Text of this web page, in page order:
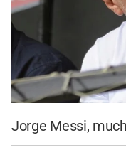
Jorge Messi,